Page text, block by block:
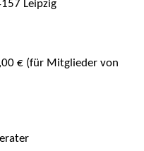
Leipzig
€ (für Mitglieder von